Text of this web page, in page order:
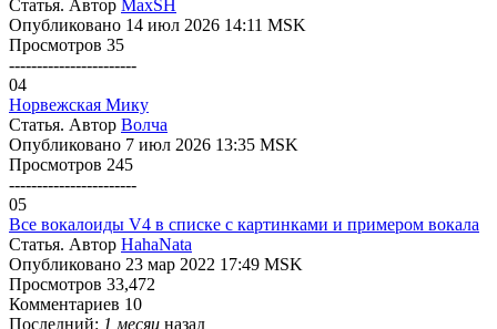
Статья. Автор MaxSH
Опубликовано 14 июл 2026 14:11 MSK
Просмотров 35
-----------------------
04
Норвежская Мику
Статья. Автор Волчa
Опубликовано 7 июл 2026 13:35 MSK
Просмотров 245
-----------------------
05
Все вокалоиды V4 в списке с картинками и примером вокала
Статья. Автор HahaNata
Опубликовано 23 мар 2022 17:49 MSK
Просмотров 33,472
Комментариев 10
Последний: 1 месяц назад